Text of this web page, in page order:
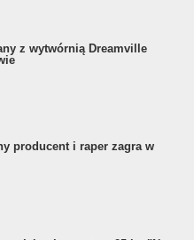
z wytwórnią Dreamville
producent i raper zagra w